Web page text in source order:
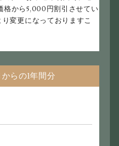
格から5,000円割引させてい
り変更になっておりますこ
らの1年間分